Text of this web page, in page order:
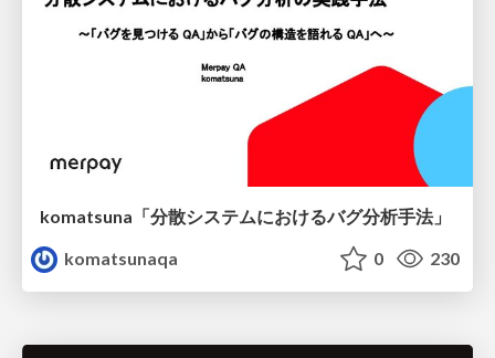
komatsuna「分散システムにおけるバグ分析手法」
komatsunaqa
0 230